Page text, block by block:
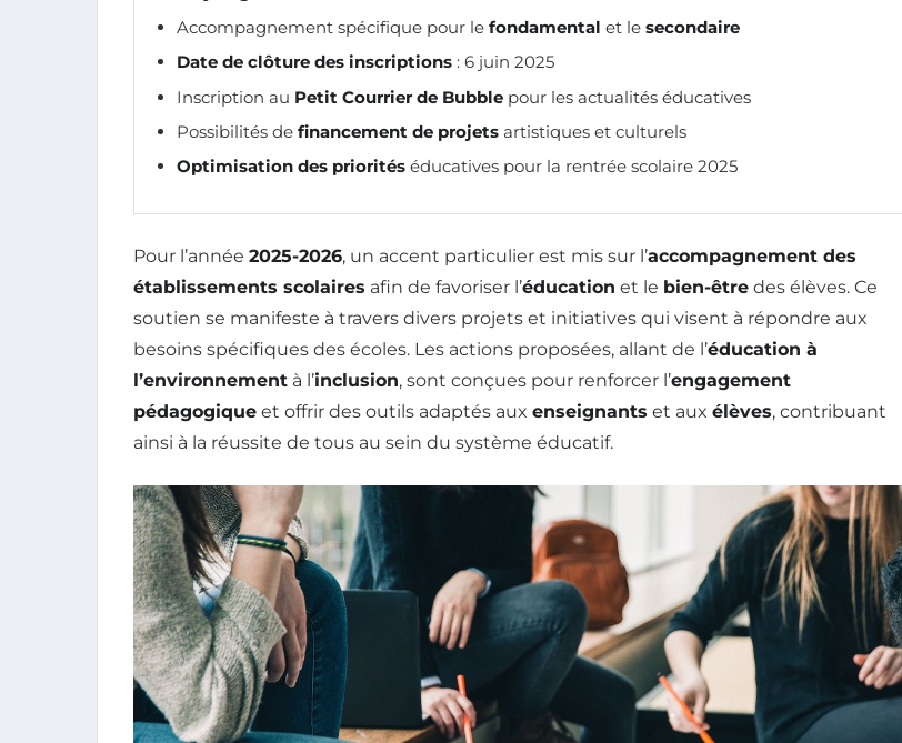
Accompagnement spécifique pour le fondamental et le secondaire
Date de clôture des inscriptions : 6 juin 2025
Inscription au Petit Courrier de Bubble pour les actualités éducatives
Possibilités de financement de projets artistiques et culturels
Optimisation des priorités éducatives pour la rentrée scolaire 2025
Pour l’année 2025-2026, un accent particulier est mis sur l’accompagnement des
établissements scolaires afin de favoriser l’éducation et le bien-être des élèves. Ce
soutien se manifeste à travers divers projets et initiatives qui visent à répondre aux
besoins spécifiques des écoles. Les actions proposées, allant de l’éducation à
l’environnement à l’inclusion, sont conçues pour renforcer l’engagement
pédagogique et offrir des outils adaptés aux enseignants et aux élèves, contribuant
ainsi à la réussite de tous au sein du système éducatif.